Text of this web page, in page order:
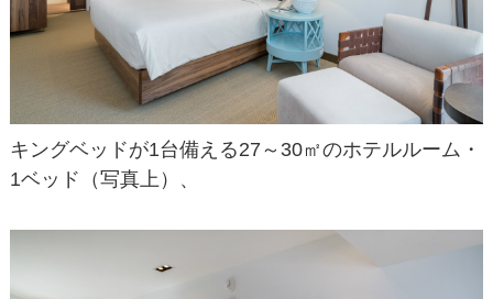
キングベッドが1台備える27～30㎡のホテルルーム・
1ベッド（写真上）、